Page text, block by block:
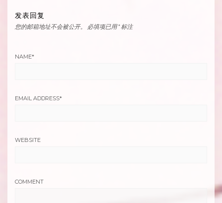
发表回复
您的邮箱地址不会被公开。 必填项已用*标注
NAME*
EMAIL ADDRESS*
WEBSITE
COMMENT